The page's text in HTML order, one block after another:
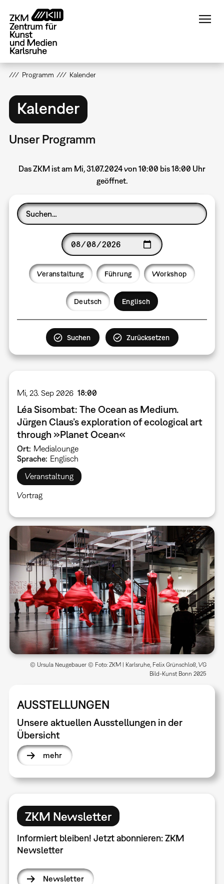
zum
Inhalt
Programm Kalender
Kalender
Unser Programm
Das ZKM ist am Mi, 31.07.2024 von 10:00 bis 18:00 Uhr
geöffnet.
Veranstaltung Führung Workshop
Deutsch Englisch
Mi, 23. Sep 2026 18:00
Léa Sisombat: The Ocean as Medium.
Jürgen Claus’s exploration of ecological art
through »Planet Ocean«
Ort Medialounge
Sprache Englisch
Veranstaltung
Vortrag
AUSSTELLUNGEN
Unsere aktuellen Ausstellungen in der
Übersicht
mehr
© Ursula Neugebauer © Foto: ZKM | Karlsruhe, Felix Grünschloß, VG
Bild-Kunst Bonn 2025
ZKM Newsletter
Informiert bleiben! Jetzt abonnieren: ZKM
Newsletter
Newsletter